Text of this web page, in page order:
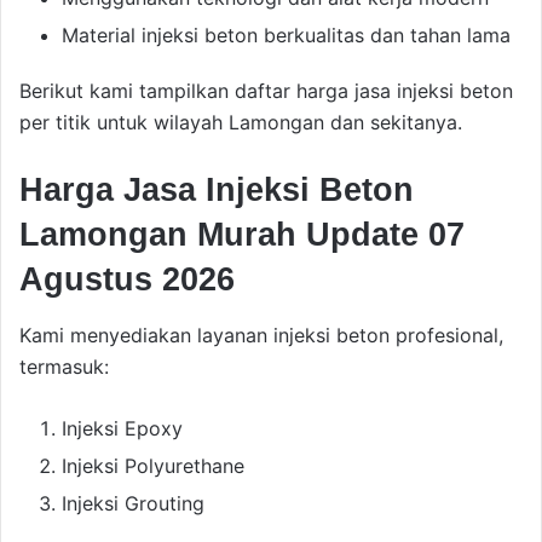
Material injeksi beton berkualitas dan tahan lama
Berikut kami tampilkan daftar harga jasa injeksi beton
per titik untuk wilayah Lamongan dan sekitanya.
Harga Jasa Injeksi Beton
Lamongan Murah Update 07
Agustus 2026
Kami menyediakan layanan injeksi beton profesional,
termasuk:
Injeksi Epoxy
Injeksi Polyurethane
Injeksi Grouting